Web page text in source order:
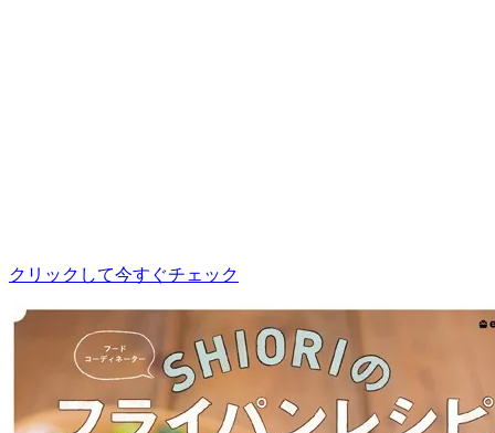
クリックして今すぐチェック